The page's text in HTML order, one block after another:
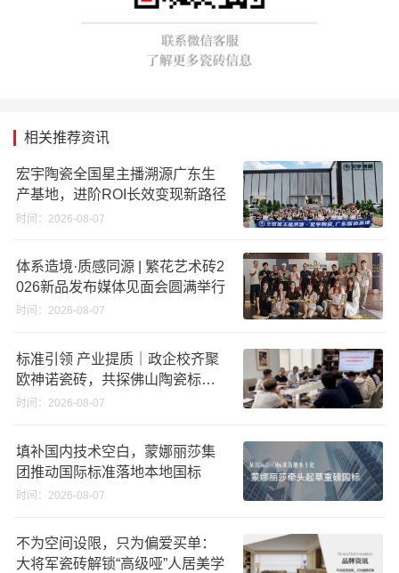
相关推荐资讯
宏宇陶瓷全国星主播溯源广东生
产基地，进阶ROI长效变现新路径
时间：2026-08-07
体系造境·质感同源 | 繁花艺术砖2
026新品发布媒体见面会圆满举行
时间：2026-08-07
标准引领 产业提质｜政企校齐聚
欧神诺瓷砖，共探佛山陶瓷标准
化发展新路径
时间：2026-08-07
填补国内技术空白，蒙娜丽莎集
团推动国际标准落地本地国标
时间：2026-08-07
不为空间设限，只为偏爱买单：
大将军瓷砖解锁“高级哑”人居美学